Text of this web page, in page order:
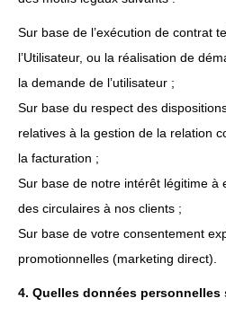
Sur base de l’exécution de contrat
l’Utilisateur, ou la réalisation de
la demande de l’utilisateur ;
Sur base du respect des
relatives à la gestion de la relation
la facturation ;
Sur base de notre intérêt légitime à
des circulaires à nos clients ;
Sur base de votre consentement
promotionnelles (marketing direct).
4. Quelles données personnelles